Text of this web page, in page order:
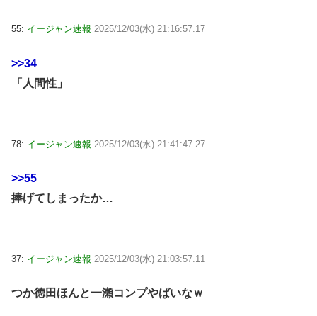
55: イージャン速報 2025/12/03(水) 21:16:57.17
>>34
「人間性」
78: イージャン速報 2025/12/03(水) 21:41:47.27
>>55
捧げてしまったか…
37: イージャン速報 2025/12/03(水) 21:03:57.11
つか徳田ほんと一瀬コンプやばいなｗ